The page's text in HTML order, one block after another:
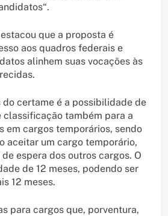
que a proposta é
aos quadros federais e
alinhem suas vocações às
do certame é a possibilidade de
classificação também para a
em cargos temporários, sendo
aceitar um cargo temporário,
espera dos outros cargos. O
de 12 meses, podendo ser
12 meses.
para cargos que, porventura,